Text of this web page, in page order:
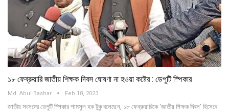
১৮ ফেব্রুয়ারি জাতীয় শিক্ষক দিবস ঘোষণা না হওয়া কষ্টের : ডেপুটি স্পিকার
Md. Abul Bashar Feb 18, 2023
জাতীয় সংসদের ডেপুটি স্পিকার শামসুল হক টুকু বলেছেন, ১৮ ফেব্রুয়ারিকে ‘জাতীয় শিক্ষক দিবস’ হিসেবে